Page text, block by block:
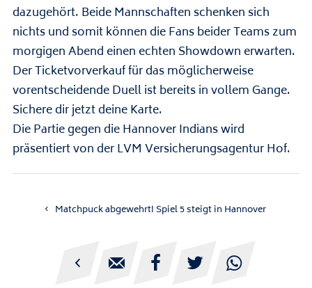
dazugehört. Beide Mannschaften schenken sich
nichts und somit können die Fans beider Teams zum
morgigen Abend einen echten Showdown erwarten.
Der Ticketvorverkauf für das möglicherweise
vorentscheidende Duell ist bereits in vollem Gange.
Sichere dir jetzt deineKarte.
Die Partie gegen die Hannover Indians wird
präsentiert von derLVM Versicherungsagentur Hof.
Matchpuck abgewehrt! Spiel 5 steigt in Hannover
    